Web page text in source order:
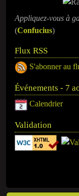
Appliquez-vous à
(Confucius)
Flux RSS
S'abonner au
Événements - 7
Calendrier
Validation